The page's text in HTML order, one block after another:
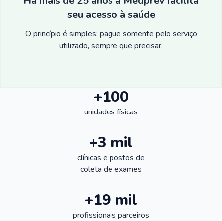
seu acesso à saúde
O princípio é simples: pague somente pelo serviço
utilizado, sempre que precisar.
+100
unidades físicas
+3 mil
clínicas e postos de
coleta de exames
+19 mil
profissionais parceiros